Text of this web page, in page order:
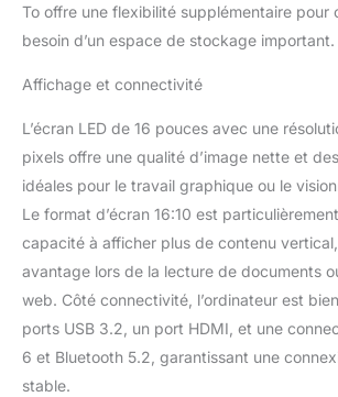
performance pour les jeux et les
lourdes. Le mode équilibré est
Web et l'édition de documents,
batterie. En mouvement, le mode
efficacité énergétique maximise la
vie de la batterie sans sacrifier les
de base. Améliorez votre
【Rapport d'écran large 16:10 et
60 Hz FHD】 Écran Full HD de 16
avec une résolution de 1920 x
rapport d'écran large de 16:10,
effet visuel plus spacieux, clair et
haute gamme de couleurs et le
To offre une flexibilité supplémentaire pour
besoin d’un espace de stockage important.
Affichage et connectivité
L’écran LED de 16 pouces avec une
pixels offre une qualité d’image nette et
idéales pour le travail graphique ou le
Le format d’écran 16:10 est
capacité à afficher plus de contenu
avantage lors de la lecture de documents
web. Côté connectivité, l’ordinateur est
ports USB 3.2, un port HDMI, et une
6 et Bluetooth 5.2, garantissant une
stable.